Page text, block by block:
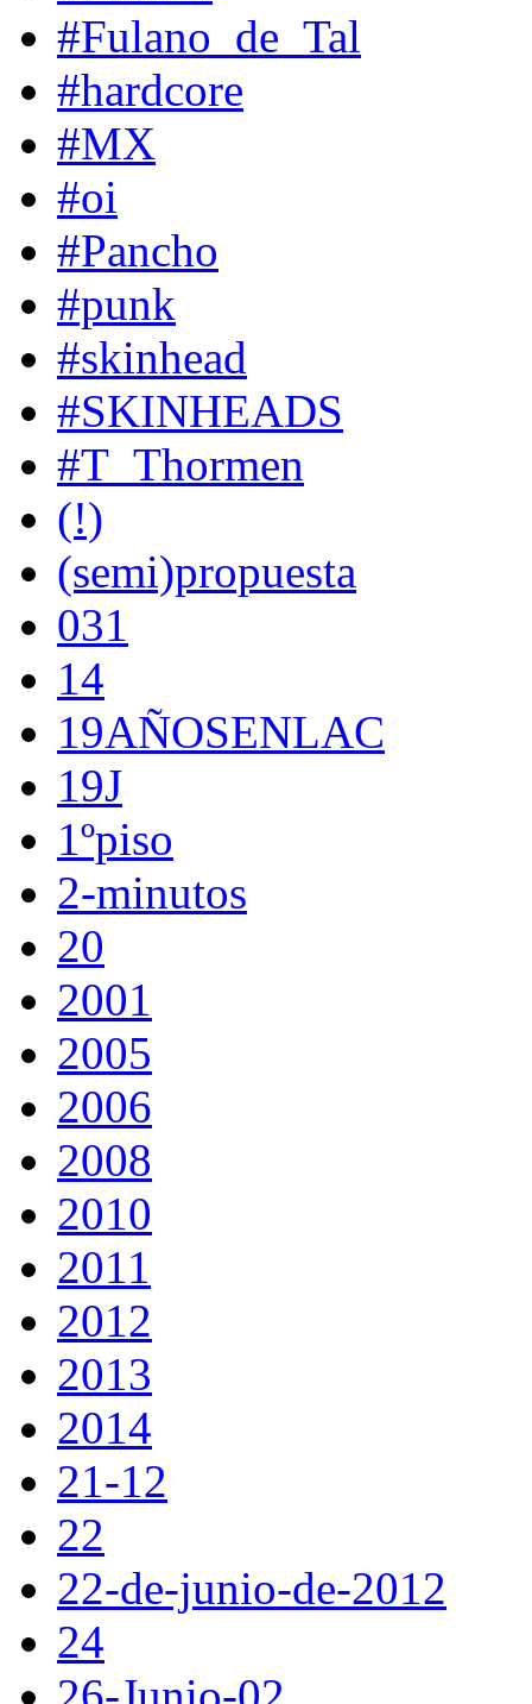
#Fulano_de_Tal
#hardcore
#MX
#oi
#Pancho
#punk
#skinhead
#SKINHEADS
#T_Thormen
(!)
(semi)propuesta
031
14
19AÑOSENLAC
19J
1ºpiso
2-minutos
20
2001
2005
2006
2008
2010
2011
2012
2013
2014
21-12
22
22-de-junio-de-2012
24